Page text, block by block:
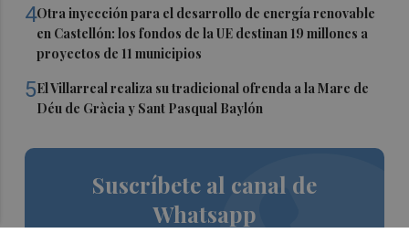
4Otra inyección para el desarrollo de energía renovable
en Castellón: los fondos de la UE destinan 19 millones a
proyectos de 11 municipios
5El Villarreal realiza su tradicional ofrenda a la Mare de
Déu de Gràcia y Sant Pasqual Baylón
Suscríbete al canal de
Whatsapp